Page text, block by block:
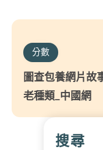
分數
圖查包養網片故
老種類_中國網
搜尋